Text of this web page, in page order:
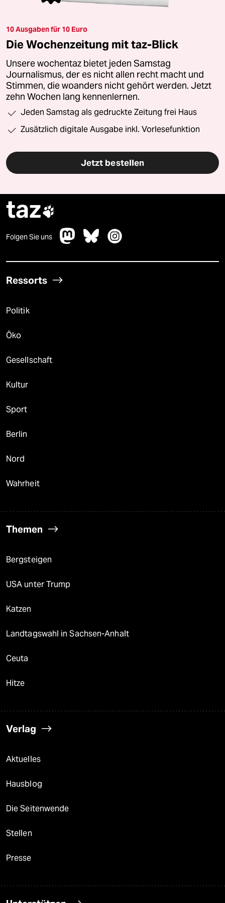
10 Ausgaben für 10 Euro
Die Wochenzeitung mit taz-Blick
Unsere wochentaz bietet jeden Samstag
Journalismus, der es nicht allen recht macht und
Stimmen, die woanders nicht gehört werden. Jetzt
zehn Wochen lang kennenlernen.
Jeden Samstag als gedruckte Zeitung frei Haus
Zusätzlich digitale Ausgabe inkl. Vorlesefunktion
Jetzt bestellen
taz
Folgen Sie uns
Ressorts
Politik
Öko
Gesellschaft
Kultur
Sport
Berlin
Nord
Wahrheit
Themen
Bergsteigen
USA unter Trump
Katzen
Landtagswahl in Sachsen-Anhalt
Ceuta
Hitze
Verlag
Aktuelles
Hausblog
Die Seitenwende
Stellen
Presse